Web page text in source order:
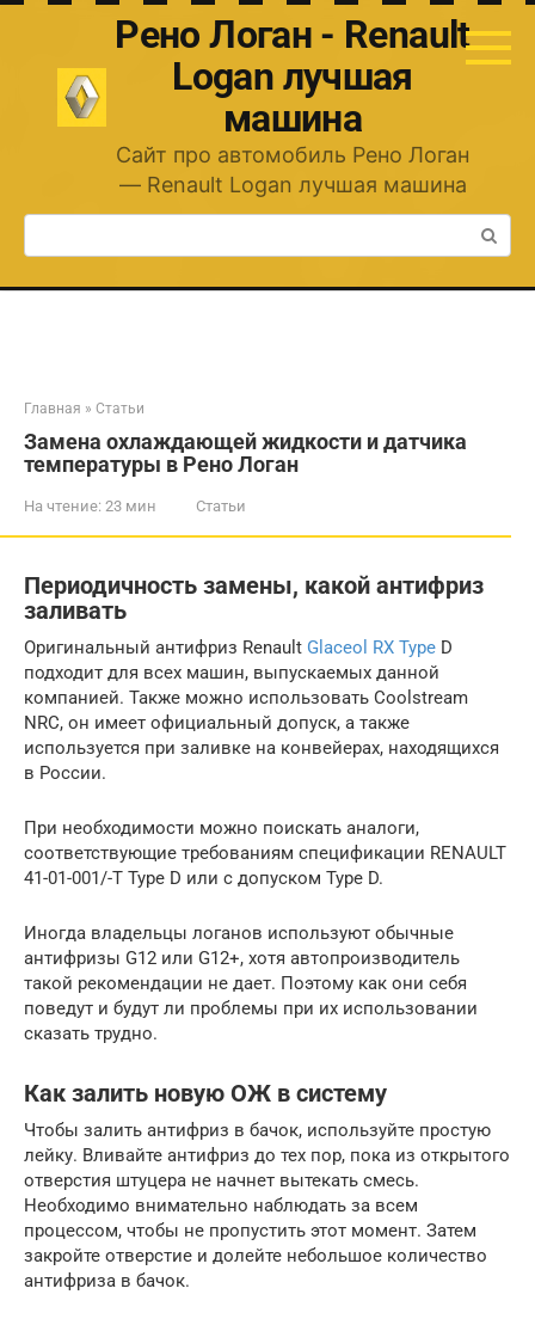
Перейти
Рено Логан - Renault
Logan лучшая
машина
Сайт про автомобиль Рено Логан
— Renault Logan лучшая машина
Поиск:
Главная » Статьи
Замена охлаждающей жидкости и датчика
температуры в Рено Логан
На чтение: 23 мин Статьи
Периодичность замены, какой антифриз
заливать
Оригинальный антифриз Renault Glaceol RX Type D
подходит для всех машин, выпускаемых данной
компанией. Также можно использовать Coolstream
NRC, он имеет официальный допуск, а также
используется при заливке на конвейерах, находящихся
в России.
При необходимости можно поискать аналоги,
соответствующие требованиям спецификации RENAULT
41-01-001/-T Type D или с допуском Type D.
Иногда владельцы логанов используют обычные
антифризы G12 или G12+, хотя автопроизводитель
такой рекомендации не дает. Поэтому как они себя
поведут и будут ли проблемы при их использовании
сказать трудно.
Как залить новую ОЖ в систему
Чтобы залить антифриз в бачок, используйте простую
лейку. Вливайте антифриз до тех пор, пока из открытого
отверстия штуцера не начнет вытекать смесь.
Необходимо внимательно наблюдать за всем
процессом, чтобы не пропустить этот момент. Затем
закройте отверстие и долейте небольшое количество
антифриза в бачок.